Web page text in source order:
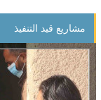
مشاريع قيد التنفيذ